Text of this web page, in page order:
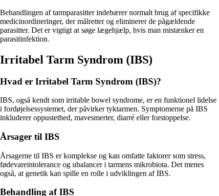
Behandlingen af tarmparasitter indebærer normalt brug af specifikke
medicinordineringer, der målretter og eliminerer de pågældende
parasitter. Det er vigtigt at søge lægehjælp, hvis man mistænker en
parasitinfektion.
Irritabel Tarm Syndrom (IBS)
Hvad er Irritabel Tarm Syndrom (IBS)?
IBS, også kendt som irritable bowel syndrome, er en funktionel lidelse
i fordøjelsessystemet, der påvirker tyktarmen. Symptomerne på IBS
inkluderer oppustethed, mavesmerter, diarré eller forstoppelse.
Årsager til IBS
Årsagerne til IBS er komplekse og kan omfatte faktorer som stress,
fødevareintolerance og ubalancer i tarmens mikrobiota. Det menes
også, at genetik kan spille en rolle i udviklingen af IBS.
Behandling af IBS